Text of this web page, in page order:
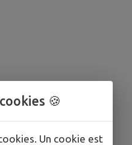
🍪
Un cookie est